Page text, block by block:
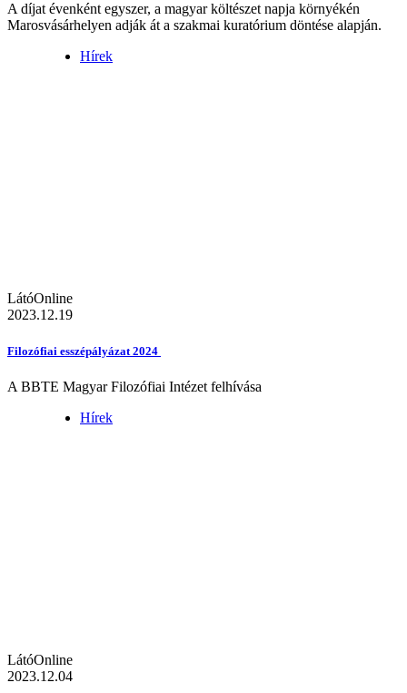
A díjat évenként egyszer, a magyar költészet napja környékén
Marosvásárhelyen adják át a szakmai kuratórium döntése alapján.
Hírek
LátóOnline
2023.12.19
Filozófiai esszépályázat 2024
A BBTE Magyar Filozófiai Intézet felhívása
Hírek
LátóOnline
2023.12.04